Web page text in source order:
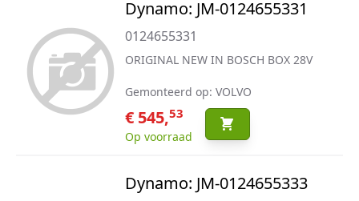
Dynamo: JM-0124655331
0124655331
ORIGINAL NEW IN BOSCH BOX 28V
Gemonteerd op: VOLVO
€ 545,53
Op voorraad
Dynamo: JM-0124655333